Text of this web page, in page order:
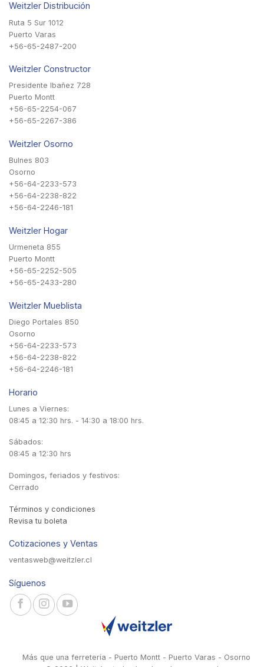
Weitzler Distribución
Ruta 5 Sur 1012
Puerto Varas
+56-65-2487-200
Weitzler Constructor
Presidente Ibañez 728
Puerto Montt
+56-65-2254-067
+56-65-2267-386
Weitzler Osorno
Bulnes 803
Osorno
+56-64-2233-573
+56-64-2238-822
+56-64-2246-181
Weitzler Hogar
Urmeneta 855
Puerto Montt
+56-65-2252-505
+56-65-2433-280
Weitzler Mueblista
Diego Portales 850
Osorno
+56-64-2233-573
+56-64-2238-822
+56-64-2246-181
Horario
Lunes a Viernes:
08:45 a 12:30 hrs. - 14:30 a 18:00 hrs.
Sábados:
08:45 a 12:30 hrs
Domingos, feriados y festivos:
Cerrado
Términos y condiciones
Revisa tu boleta
Cotizaciones y Ventas
ventasweb@weitzler.cl
Síguenos
Más que una ferretería - Puerto Montt - Puerto Varas - Osorno